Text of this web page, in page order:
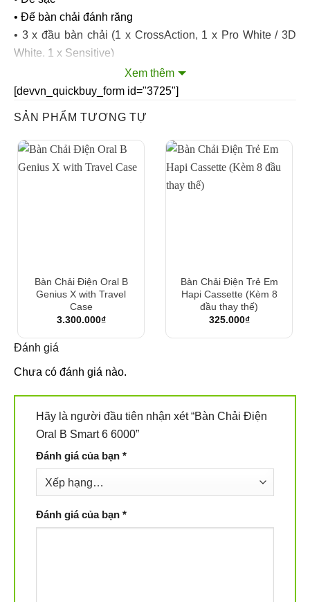
• Đế bàn chải đánh răng
• 3 x đầu bàn chải (1 x CrossAction, 1 x Pro White / 3D
White, 1 x Sensitive)
những lỗi hỏng hóc do nhà sản xuất)
Xem thêm
[devvn_quickbuy_form id="3725"]
SẢN PHẨM TƯƠNG TỰ
Bàn Chải Điện Oral B
Genius X with Travel
Case
3.300.000₫
Bàn Chải Điện Trẻ Em
Hapi Cassette (Kèm 8
đầu thay thế)
325.000₫
Đánh giá
Chưa có đánh giá nào.
Hãy là người đầu tiên nhận xét “Bàn Chải Điện
Oral B Smart 6 6000”
Đánh giá của bạn *
Đánh giá của bạn *